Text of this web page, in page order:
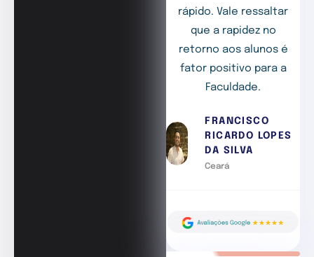
rápido. Vale ressaltar
que a rapidez no
retorno aos alunos é
fator positivo para a
Faculdade.
FRANCISCO
RICARDO LOPES
DA SILVA
Ceará